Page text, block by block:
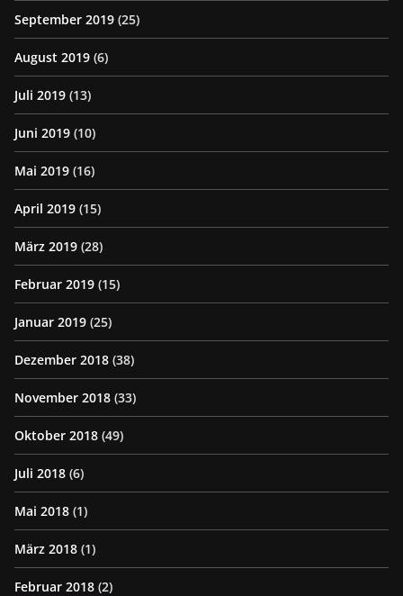
September 2019 (25)
August 2019 (6)
Juli 2019 (13)
Juni 2019 (10)
Mai 2019 (16)
April 2019 (15)
März 2019 (28)
Februar 2019 (15)
Januar 2019 (25)
Dezember 2018 (38)
November 2018 (33)
Oktober 2018 (49)
Juli 2018 (6)
Mai 2018 (1)
März 2018 (1)
Februar 2018 (2)